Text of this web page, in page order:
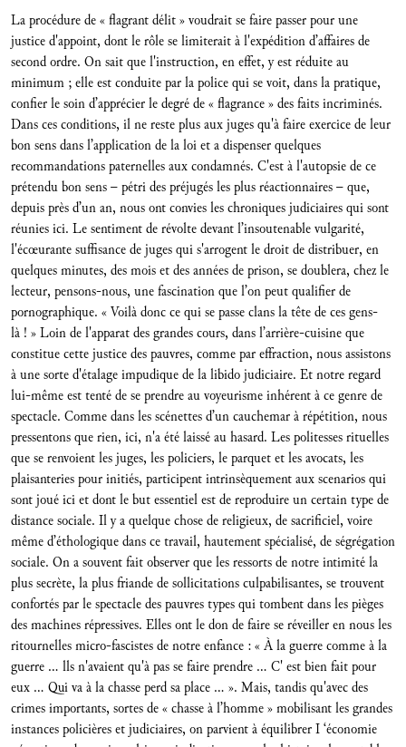
La procédure de « flagrant délit » voudrait se faire passer pour une
justice d'appoint, dont le rôle se limiterait à l'expédition d’affaires de
second ordre. On sait que l'instruction, en effet, y est réduite au
minimum ; elle est conduite par la police qui se voit, dans la pratique,
confier le soin d’apprécier le degré de « flagrance » des faits incriminés.
Dans ces conditions, il ne reste plus aux juges qu'à faire exercice de leur
bon sens dans l’application de la loi et a dispenser quelques
recommandations paternelles aux condamnés. C'est à l'autopsie de ce
prétendu bon sens – pétri des préjugés les plus réactionnaires – que,
depuis près d’un an, nous ont convies les chroniques judiciaires qui sont
réunies ici. Le sentiment de révolte devant l’insoutenable vulgarité,
l'écœurante suffisance de juges qui s'arrogent le droit de distribuer, en
quelques minutes, des mois et des années de prison, se doublera, chez le
lecteur, pensons-nous, une fascination que l’on peut qualifier de
pornographique. « Voilà donc ce qui se passe clans la tête de ces gens-
là ! » Loin de l'apparat des grandes cours, dans l’arrière-cuisine que
constitue cette justice des pauvres, comme par effraction, nous assistons
à une sorte d'étalage impudique de la libido judiciaire. Et notre regard
lui-même est tenté de se prendre au voyeurisme inhérent à ce genre de
spectacle. Comme dans les scénettes d’un cauchemar à répétition, nous
pressentons que rien, ici, n'a été laissé au hasard. Les politesses rituelles
que se renvoient les juges, les policiers, le parquet et les avocats, les
plaisanteries pour initiés, participent intrinsèquement aux scenarios qui
sont joué ici et dont le but essentiel est de reproduire un certain type de
distance sociale. Il y a quelque chose de religieux, de sacrificiel, voire
même d’éthologique dans ce travail, hautement spécialisé, de ségrégation
sociale. On a souvent fait observer que les ressorts de notre intimité la
plus secrète, la plus friande de sollicitations culpabilisantes, se trouvent
confortés par le spectacle des pauvres types qui tombent dans les pièges
des machines répressives. Elles ont le don de faire se réveiller en nous les
ritournelles micro-fascistes de notre enfance : « À la guerre comme à la
guerre … lls n'avaient qu'à pas se faire prendre … C' est bien fait pour
eux … Qui va à la chasse perd sa place … ». Mais, tandis qu'avec des
crimes importants, sortes de « chasse à l’homme » mobilisant les grandes
instances policières et judiciaires, on parvient à équilibrer I ‘économie